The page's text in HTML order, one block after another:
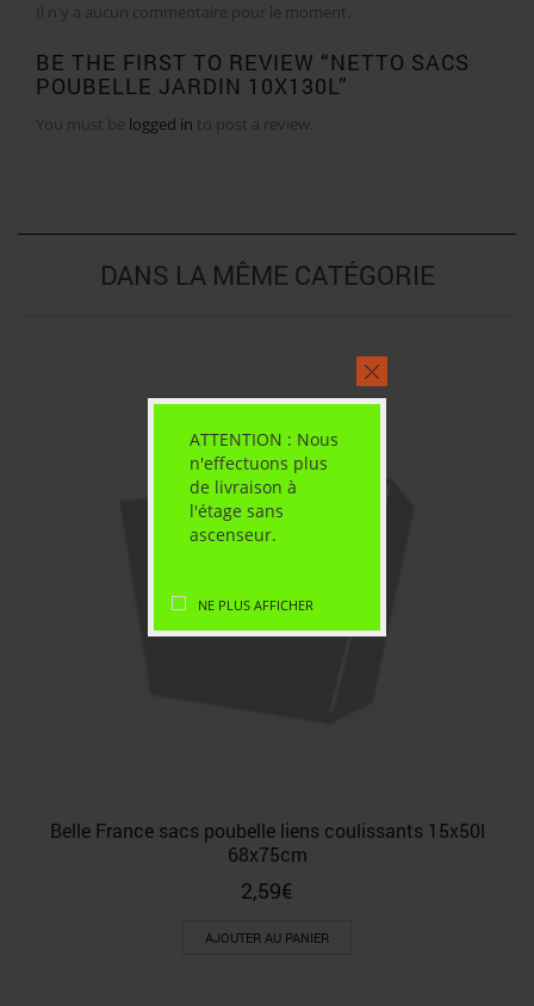
ATTENTION : Nous
n'effectuons plus
de livraison à
l'étage sans
ascenseur.
NE PLUS AFFICHER
Il n'y a aucun commentaire pour le moment.
BE THE FIRST TO REVIEW “NETTO SACS
POUBELLE JARDIN 10X130L”
You must be logged in to post a review.
DANS LA MÊME CATÉGORIE
Belle France sacs poubelle liens coulissants 15x50l
68x75cm
2,59€
AJOUTER AU PANIER